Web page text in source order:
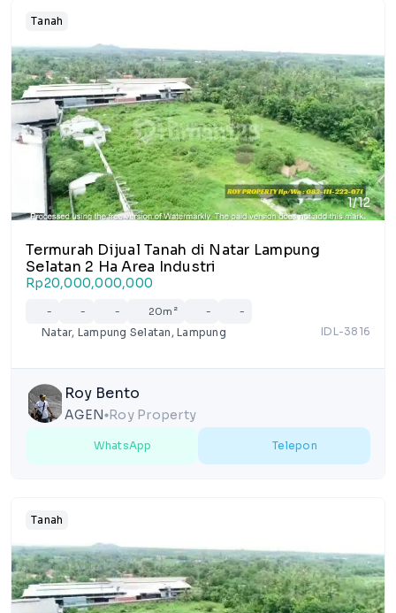
Tanah
1/12
Termurah Dijual Tanah di Natar Lampung
Selatan 2 Ha Area Industri
Rp20,000,000,000
- - - 20m² - -
Natar, Lampung Selatan, Lampung IDL-3816
Roy Bento
AGEN lens Roy Property
WhatsApp Telepon
Tanah